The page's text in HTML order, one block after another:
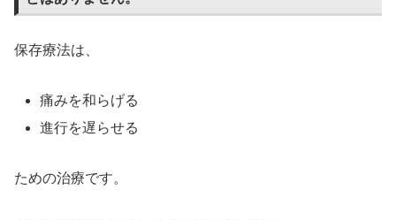
保存療法は、
痛みを和らげる
進行を遅らせる
ための治療です。